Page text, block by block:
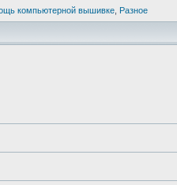
компьютерной вышивке Разное